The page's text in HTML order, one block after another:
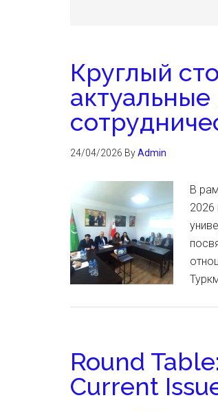
Круглый
24/04/2026 ByAdmin
В
2026
Round
Current